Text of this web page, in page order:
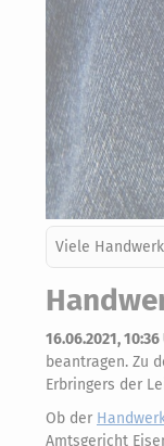
Viele
16.06.2021,
beantragen. Zu
Erbringers der
Ob der
Amtsgericht